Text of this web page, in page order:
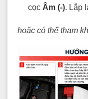
cọc Âm (-). Lắp
hoặc có thể tham